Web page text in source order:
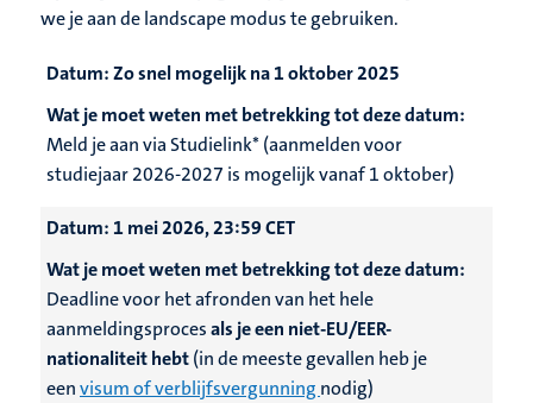
we je aan de landscape modus te gebruiken.
Datum:Zo snel mogelijk na 1 oktober 2025
Wat je moet weten met betrekking tot deze datum:
Meld je aan via Studielink* (aanmelden voor
studiejaar 2026-2027 is mogelijk vanaf 1 oktober)
Datum: 1 mei 2026, 23:59 CET
Wat je moet weten met betrekking tot deze datum:
Deadline voor het afronden van het hele
aanmeldingsprocesals je een niet-EU/EER-
nationaliteit hebt(in de meeste gevallen heb je
eenvisum of verblijfsvergunning nodig)